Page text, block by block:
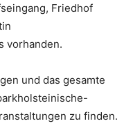
Friedhof
vorhanden.
und das gesamte
zu finden.